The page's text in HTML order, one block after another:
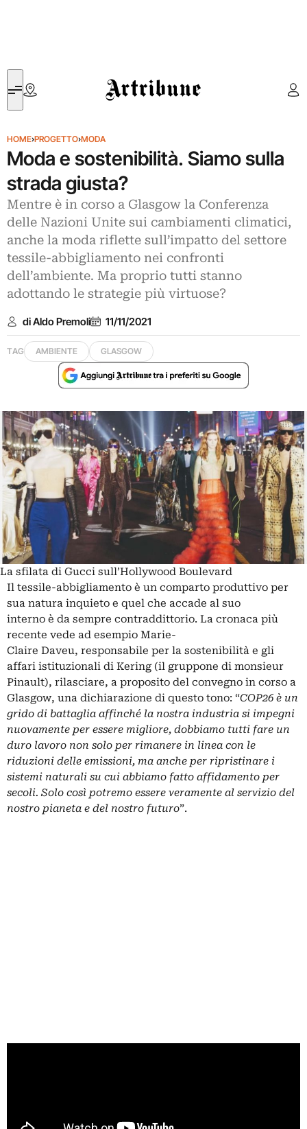
Artribune
HOME›PROGETTO›MODA
Moda e sostenibilità. Siamo sulla
strada giusta?
Mentre è in corso a Glasgow la Conferenza
delle Nazioni Unite sui cambiamenti climatici,
anche la moda riflette sull’impatto del settore
tessile-abbigliamento nei confronti
dell’ambiente. Ma proprio tutti stanno
adottando le strategie più virtuose?
di Aldo Premoli 11/11/2021
TAG AMBIENTE GLASGOW
La sfilata di Gucci sull’Hollywood Boulevard
Il tessile-abbigliamento è un comparto produttivo per
sua natura inquieto e quel che accade al suo
interno è da sempre contraddittorio. La cronaca più
recente vede ad esempio Marie-
Claire Daveu, responsabile per la sostenibilità e gli
affari istituzionali di Kering (il gruppone di monsieur
Pinault), rilasciare, a proposito del convegno in corso a
Glasgow, una dichiarazione di questo tono: “COP26 è un
grido di battaglia affinché la nostra industria si impegni
nuovamente per essere migliore, dobbiamo tutti fare un
duro lavoro non solo per rimanere in linea con le
riduzioni delle emissioni, ma anche per ripristinare i
sistemi naturali su cui abbiamo fatto affidamento per
secoli. Solo così potremo essere veramente al servizio del
nostro pianeta e del nostro futuro”.